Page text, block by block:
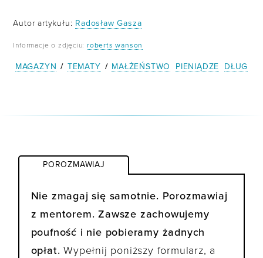
Autor artykułu: Radosław Gasza
Informacje o zdjęciu:roberts wanson
MAGAZYN / TEMATY / MAŁŻEŃSTWO PIENIĄDZE DŁUG
POROZMAWIAJ
Nie zmagaj się samotnie. Porozmawiaj
z mentorem. Zawsze zachowujemy
poufność i nie pobieramy żadnych
opłat. Wypełnij poniższy formularz, a